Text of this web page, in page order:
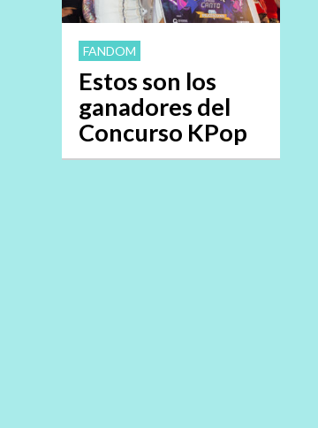
FANDOM
Estos son los
ganadores del
Concurso KPop